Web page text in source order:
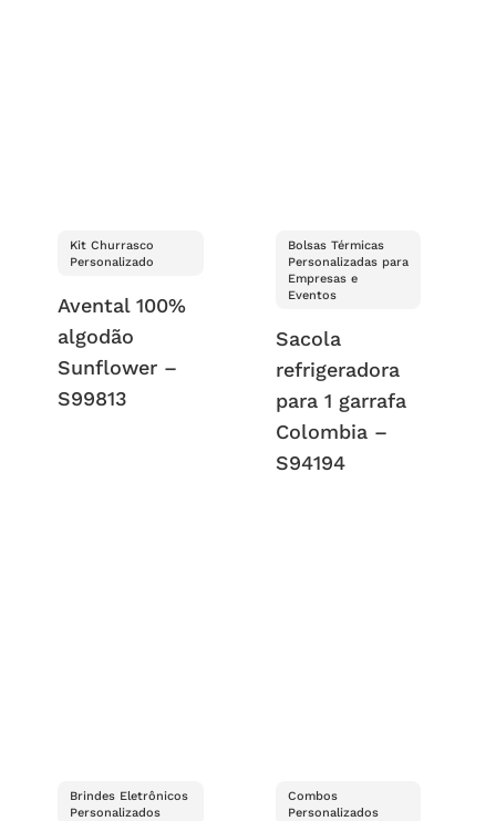
Kit Churrasco
Personalizado
Avental 100%
algodão
Sunflower –
S99813
Bolsas Térmicas
Personalizadas para
Empresas e
Eventos
Sacola
refrigeradora
para 1 garrafa
Colombia –
S94194
Brindes Eletrônicos
Personalizados
Combos
Personalizados